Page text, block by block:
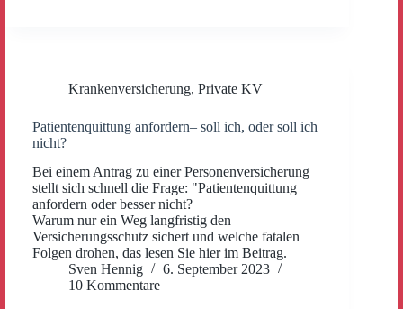
Krankenversicherung, Private KV
Patientenquittung anfordern– soll ich, oder soll ich
nicht?
Bei einem Antrag zu einer Personenversicherung
stellt sich schnell die Frage: "Patientenquittung
anfordern oder besser nicht?
Warum nur ein Weg langfristig den
Versicherungsschutz sichert und welche fatalen
Folgen drohen, das lesen Sie hier im Beitrag.
Sven Hennig
6. September 2023
10 Kommentare